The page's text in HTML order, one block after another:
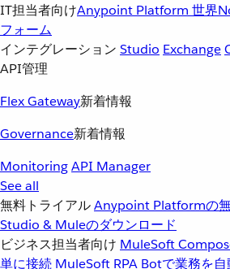
IT担当者向けAnypoint Platform 世界
フォーム
インテグレーション Studio Exchange
API管理
Flex Gateway新着情報
Governance新着情報
MonitoringAPI Manager
See all
無料トライアルAnypoint Platformの
Studio & Muleのダウンロード
ビジネス担当者向け MuleSoft
単に接続 MuleSoft RPA Botで業務を自